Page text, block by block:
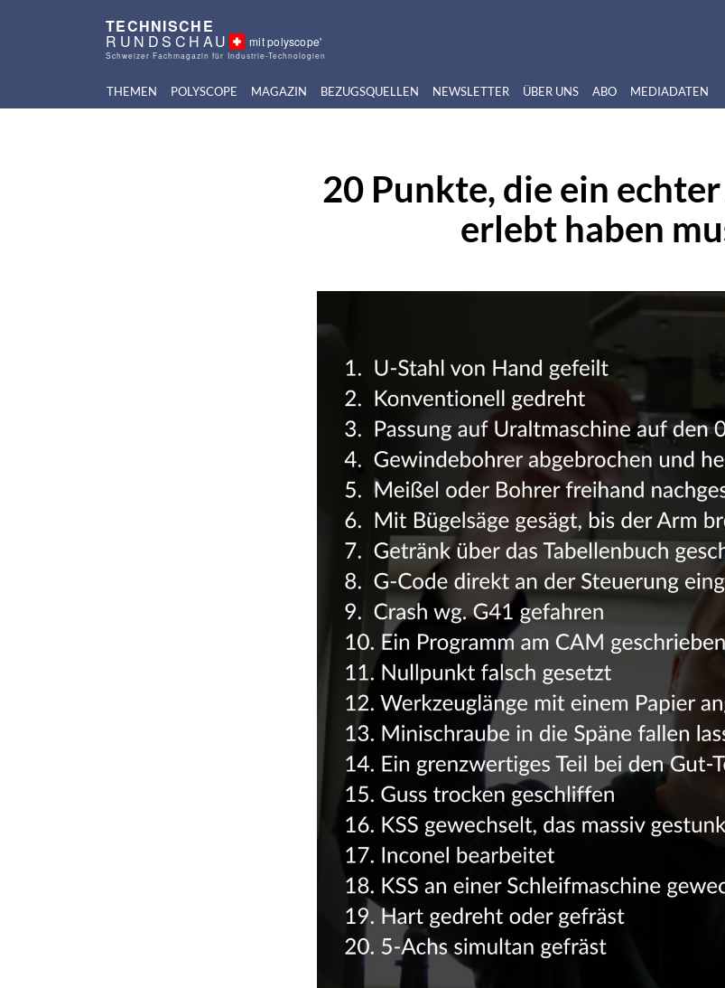
TECHNISCHE
RUNDSCHAU mit polyscope'
Schweizer Fachmagazin für Industrie-Technologien
THEMEN POLYSCOPE MAGAZIN BEZUGSQUELLEN NEWSLETTER ÜBER UNS ABO MEDIADATEN
20 Punkte, die ein
erlebt haben